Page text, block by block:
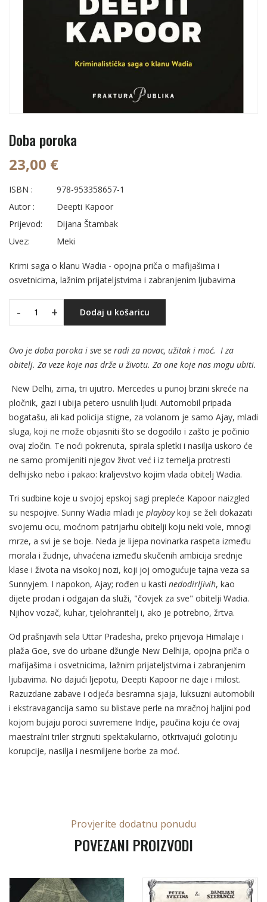
Doba poroka
23,00 €
ISBN :
978-953358657-1
Autor :
Deepti Kapoor
Prijevod:
Dijana Štambak
Uvez:
Meki
Krimi saga o klanu Wadia - opojna priča o mafijašima i
osvetnicima, lažnim prijateljstvima i zabranjenim ljubavima
- + Dodaj u košaricu
Ovo je doba poroka i sve se radi za novac, užitak i moć. I za
obitelj. Za veze koje nas drže u životu. Za one koje nas mogu ubiti.
New Delhi, zima, tri ujutro. Mercedes u punoj brzini skreće na
pločnik, gazi i ubija petero usnulih ljudi. Automobil pripada
bogatašu, ali kad policija stigne, za volanom je samo Ajay, mladi
sluga, koji ne može objasniti što se dogodilo i zašto je počinio
ovaj zločin. Te noći pokrenuta, spirala spletki i nasilja uskoro će
ne samo promijeniti njegov život već i iz temelja protresti
delhijsko nebo i pakao: kraljevstvo kojim vlada obitelj Wadia.
Tri sudbine koje u svojoj epskoj sagi prepleće Kapoor naizgled
su nespojive. Sunny Wadia mladi je playboykoji se želi dokazati
svojemu ocu, moćnom patrijarhu obitelji koju neki vole, mnogi
mrze, a svi je se boje. Neda je lijepa novinarka raspeta između
morala i žudnje, uhvaćena između skučenih ambicija srednje
klase i života na visokoj nozi, koji joj omogućuje tajna veza sa
Sunnyjem. I napokon, Ajay; rođen u kasti nedodirljivih, kao
dijete prodan i odgajan da služi, "čovjek za sve" obitelji Wadia.
Njihov vozač, kuhar, tjelohranitelj i, ako je potrebno, žrtva.
Od prašnjavih sela Uttar Pradesha, preko prijevoja Himalaje i
plaža Goe, sve do urbane džungle New Delhija, opojna priča o
mafijašima i osvetnicima, lažnim prijateljstvima i zabranjenim
ljubavima. No dajući ljepotu, Deepti Kapoor ne daje i milost.
Razuzdane zabave i odjeća besramna sjaja, luksuzni automobili
i ekstravagancija samo su blistave perle na mračnoj haljini pod
kojom bujaju poroci suvremene Indije, paučina koju će ovaj
maestralni triler strgnuti spektakularno, otkrivajući golotinju
korupcije, nasilja i nesmiljene borbe za moć.
Provjerite dodatnu ponudu
POVEZANI PROIZVODI